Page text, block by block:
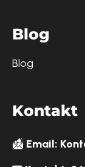
Blog
Blog
Kontakt
Email: